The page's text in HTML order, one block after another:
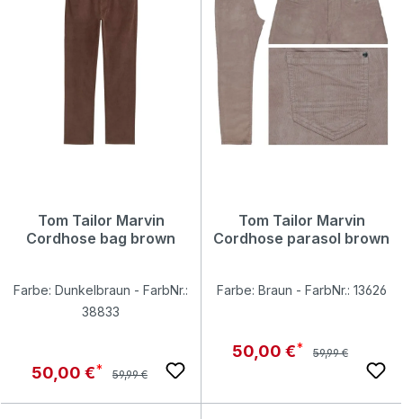
Tom Tailor Marvin
Cordhose bag brown
Farbe: Dunkelbraun - FarbNr.:
38833
Verkaufspreis:
50,00 € Regulärer Preis:
59,99 €
Tom Tailor Marvin
Cordhose parasol brown
Farbe: Braun - FarbNr.: 13626
Verkaufspreis:
50,00 € Regulärer Preis:
59,99 €